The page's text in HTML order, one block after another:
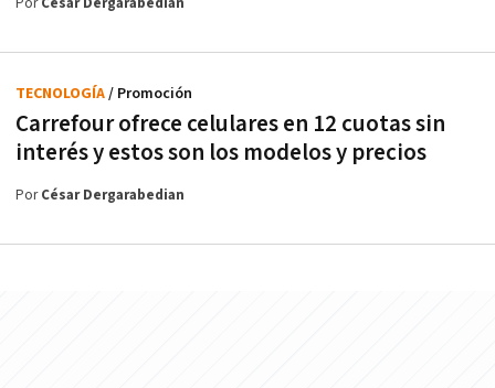
PorCésar Dergarabedian
Carrefour ofrece celulares en 12 cuotas sin
interés y estos son los modelos y precios
TECNOLOGÍA/ Promoción
PorCésar Dergarabedian